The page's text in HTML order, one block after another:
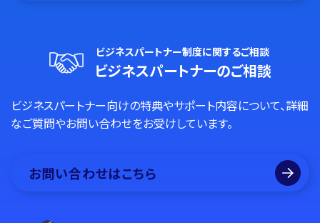
ビジネスパートナー制度に関するご相談
ビジネスパートナーのご相談
ビジネスパートナー向けの特典やサポート内容について、詳細
なご質問やお問い合わせをお受けしています。
お問い合わせはこちら